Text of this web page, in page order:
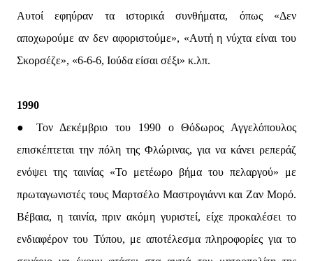
Αυτοί εφηύραν τα ιστορικά συνθήματα, όπως «Δεν
αποχωρούμε αν δεν αφοριστούμε», «Αυτή η νύχτα είναι του
Σκορσέζε», «6-6-6, Ιούδα είσαι σέξι» κ.λπ.
1990
● Τον Δεκέμβριο του 1990 ο Θόδωρος Αγγελόπουλος
επισκέπτεται την πόλη της Φλώρινας, για να κάνει ρεπεράζ
ενόψει της ταινίας «Το μετέωρο βήμα του πελαργού» με
πρωταγωνιστές τους Μαρτσέλο Μαστρογιάννι και Ζαν Μορό.
Βέβαια, η ταινία, πριν ακόμη γυριστεί, είχε προκαλέσει το
ενδιαφέρον του Τύπου, με αποτέλεσμα πληροφορίες για το